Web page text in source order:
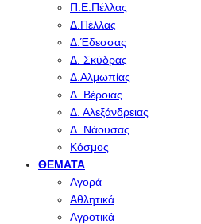
Π.Ε.Πέλλας
Δ.Πέλλας
Δ.Έδεσσας
Δ. Σκύδρας
Δ.Αλμωπίας
Δ. Βέροιας
Δ. Αλεξάνδρειας
Δ. Νάουσας
Κόσμος
ΘΈΜΑΤΑ
Αγορά
Αθλητικά
Αγροτικά